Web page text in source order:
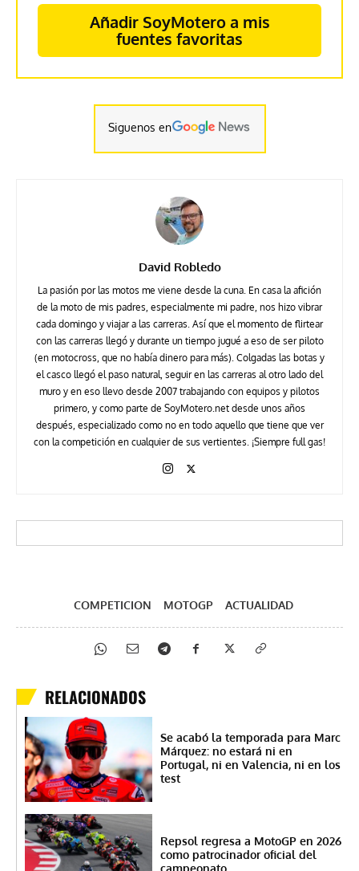
Añadir SoyMotero a mis
fuentes favoritas
Siguenos en
David Robledo
La pasión por las motos me viene desde la cuna. En casa la afición
de la moto de mis padres, especialmente mi padre, nos hizo vibrar
cada domingo y viajar a las carreras. Así que el momento de flirtear
con las carreras llegó y durante un tiempo jugué a eso de ser piloto
(en motocross, que no había dinero para más). Colgadas las botas y
el casco llegó el paso natural, seguir en las carreras al otro lado del
muro y en eso llevo desde 2007 trabajando con equipos y pilotos
primero, y como parte de SoyMotero.net desde unos años
después, especializado como no en todo aquello que tiene que ver
con la competición en cualquier de sus vertientes. ¡Siempre full gas!
COMPETICION MOTOGP ACTUALIDAD
RELACIONADOS
Se acabó la temporada para Marc
Márquez: no estará ni en
Portugal, ni en Valencia, ni en los
test
Repsol regresa a MotoGP en 2026
como patrocinador oficial del
campeonato